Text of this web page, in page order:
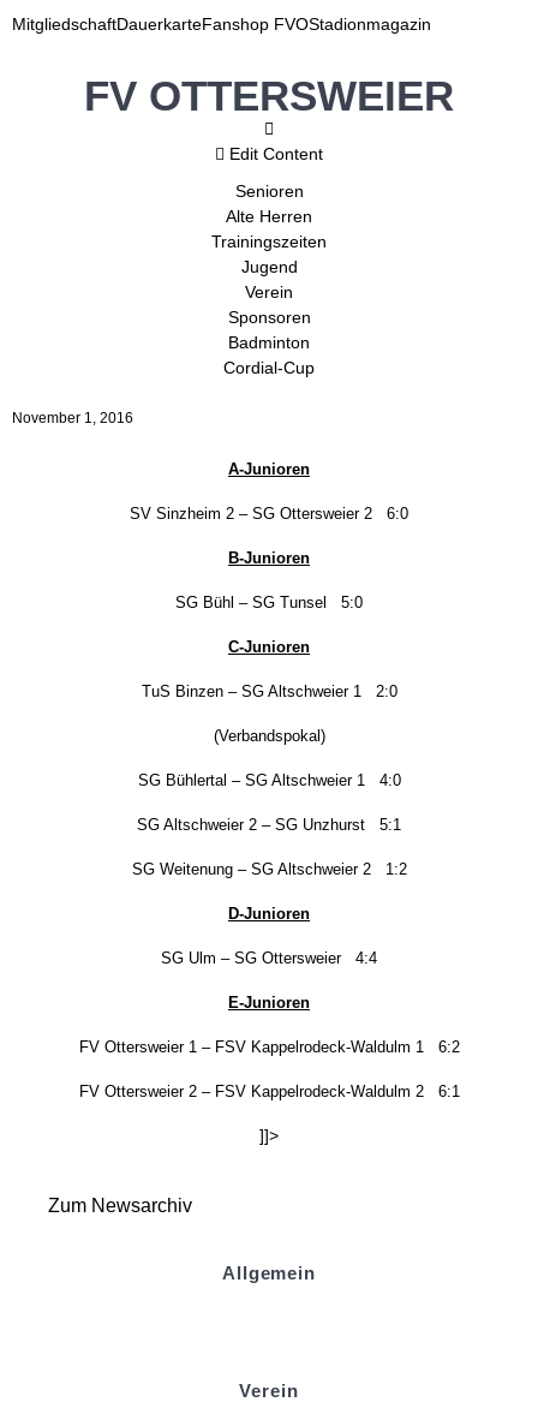
MitgliedschaftDauerkarteFanshop FVOStadionmagazin
FV OTTERSWEIER
Edit Content
Senioren
Alte Herren
Trainingszeiten
Jugend
Verein
Sponsoren
Badminton
Cordial-Cup
November 1, 2016
A-Junioren
SV Sinzheim 2 – SG Ottersweier 2 6:0
B-Junioren
SG Bühl – SG Tunsel 5:0
C-Junioren
TuS Binzen– SG Altschweier 1 2:0
(Verbandspokal)
SG Bühlertal – SG Altschweier 1 4:0
SG Altschweier 2 – SG Unzhurst 5:1
SG Weitenung – SG Altschweier 2 1:2
D-Junioren
SG Ulm – SG Ottersweier 4:4
E-Junioren
FV Ottersweier 1 – FSV Kappelrodeck-Waldulm 1 6:2
FV Ottersweier 2 – FSV Kappelrodeck-Waldulm 2 6:1
]]>
Zum Newsarchiv
Allgemein
Verein